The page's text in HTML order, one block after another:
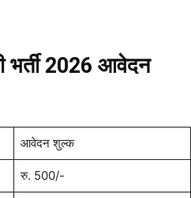
2026 आवेदन
आवेदन शुल्क
रु. 500/-